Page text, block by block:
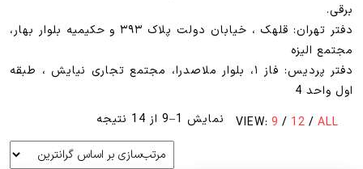
برقی.
دفتر تهران: قلهک ، خیابان دولت پلاک ۳۹۳ و حکیمیه بلوار بهار،
مجتمع الیزه
دفتر پردیس: فاز ۱، بلوار ملاصدرا، مجتمع تجاری نیایش ، طبقه
اول واحد 4
VIEW: 9 / 12 / ALL نمایش 1–9 از 14 نتیجه
بر
اساس